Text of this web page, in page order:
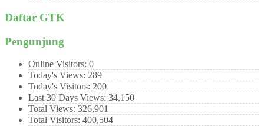
Daftar GTK
Pengunjung
Online Visitors: 0
Today's Views: 289
Today's Visitors: 200
Last 30 Days Views: 34,150
Total Views: 326,901
Total Visitors: 400,504